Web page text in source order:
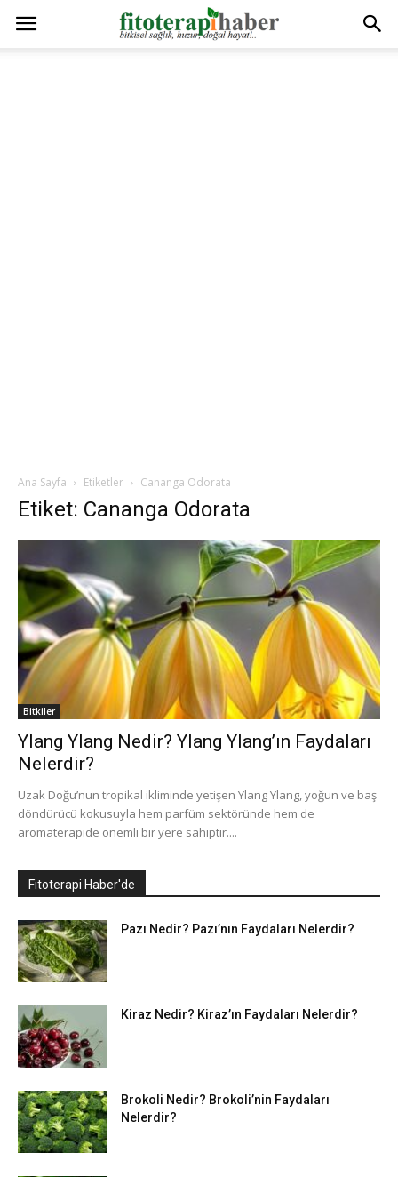
Ana Sayfa Etiketler Cananga Odorata
Etiket: Cananga Odorata
Bitkiler
Ylang Ylang Nedir? Ylang Ylang’ın Faydaları
Nelerdir?
Uzak Doğu’nun tropikal ikliminde yetişen Ylang Ylang, yoğun ve baş
döndürücü kokusuyla hem parfüm sektöründe hem de
aromaterapide önemli bir yere sahiptir....
Fitoterapi Haber'de
Pazı Nedir? Pazı’nın Faydaları Nelerdir?
Kiraz Nedir? Kiraz’ın Faydaları Nelerdir?
Brokoli Nedir? Brokoli’nin Faydaları
Nelerdir?